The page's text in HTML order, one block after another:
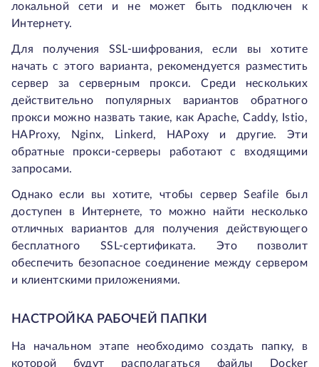
локальной сети и не может быть подключен к
Интернету.
Для получения SSL-шифрования, если вы хотите
начать с этого варианта, рекомендуется разместить
сервер за серверным прокси. Среди нескольких
действительно популярных вариантов обратного
прокси можно назвать такие, как Apache, Caddy, Istio,
HAProxy, Nginx, Linkerd, HAPoxy и другие. Эти
обратные прокси-серверы работают с входящими
запросами.
Однако если вы хотите, чтобы сервер Seafile был
доступен в Интернете, то можно найти несколько
отличных вариантов для получения действующего
бесплатного SSL-сертификата. Это позволит
обеспечить безопасное соединение между сервером
и клиентскими приложениями.
НАСТРОЙКА РАБОЧЕЙ ПАПКИ
На начальном этапе необходимо создать папку, в
которой будут располагаться файлы Docker